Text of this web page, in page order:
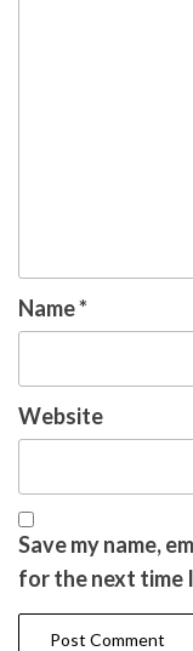
Name*
Website
Save my name,
for the next time